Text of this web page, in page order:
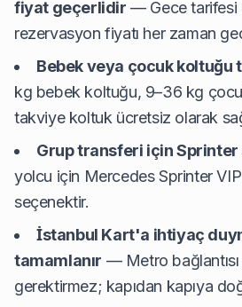
fiyat geçerlidir — Gece tarifesi
rezervasyon fiyatı her zaman
Bebek veya çocuk koltuğu
kg bebek koltuğu, 9–36 kg
takviye koltuk ücretsiz olarak
Grup transferi için Sprinter
yolcu için Mercedes Sprinter
seçenektir.
İstanbul Kart'a ihtiyaç
tamamlanır — Metro
gerektirmez; kapıdan kapıya